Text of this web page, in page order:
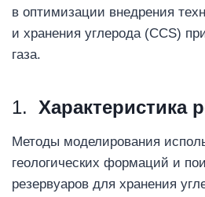
в оптимизации внедрения
и хранения углерода (CCS)
газа.
1. Характеристика
Методы моделирования
геологических формаций и
резервуаров для хранения